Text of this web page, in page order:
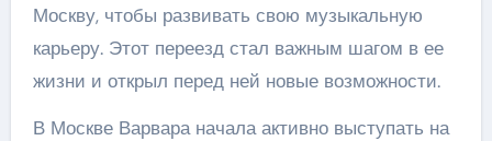
Москву, чтобы развивать свою музыкальную
карьеру. Этот переезд стал важным шагом в ее
жизни и открыл перед ней новые возможности.
В Москве Варвара начала активно выступать на